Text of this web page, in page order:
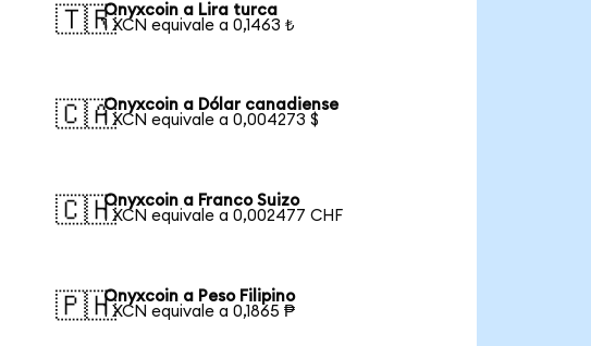
🇹🇷Onyxcoin a Lira turca
1 XCN equivale a 0,1463 ₺
🇨🇦Onyxcoin a Dólar canadiense
1 XCN equivale a 0,004273 $
🇨🇭Onyxcoin a Franco Suizo
1 XCN equivale a 0,002477 CHF
🇵🇭Onyxcoin a Peso Filipino
1 XCN equivale a 0,1865 ₱